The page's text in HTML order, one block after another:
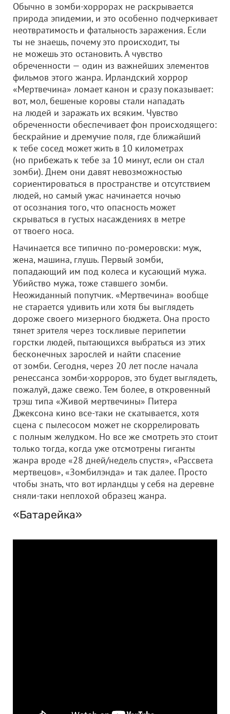
Обычно в зомби-хоррорах не раскрывается
природа эпидемии, и это особенно подчеркивает
неотвратимость и фатальность заражения. Если
ты не знаешь, почему это происходит, ты
не можешь это остановить. А чувство
обреченности — один из важнейших элементов
фильмов этого жанра. Ирландский хоррор
«Мертвечина» ломает канон и сразу показывает:
вот, мол, бешеные коровы стали нападать
на людей и заражать их всяким. Чувство
обреченности обеспечивает фон происходящего:
бескрайние и дремучие поля, где ближайший
к тебе сосед может жить в 10 километрах
(но прибежать к тебе за 10 минут, если он стал
зомби). Днем они давят невозможностью
сориентироваться в пространстве и отсутствием
людей, но самый ужас начинается ночью
от осознания того, что опасность может
скрываться в густых насаждениях в метре
от твоего носа.
Начинается все типично по-ромеровски: муж,
жена, машина, глушь. Первый зомби,
попадающий им под колеса и кусающий мужа.
Убийство мужа, тоже ставшего зомби.
Неожиданный попутчик. «Мертвечина» вообще
не старается удивить или хотя бы выглядеть
дороже своего мизерного бюджета. Она просто
тянет зрителя через тоскливые перипетии
горстки людей, пытающихся выбраться из этих
бесконечных зарослей и найти спасение
от зомби. Сегодня, через 20 лет после начала
ренессанса зомби-хорроров, это будет выглядеть,
пожалуй, даже свежо. Тем более, в откровенный
трэш типа «Живой мертвечины» Питера
Джексона кино все-таки не скатывается, хотя
сцена с пылесосом может не скоррелировать
с полным желудком. Но все же смотреть это стоит
только тогда, когда уже отсмотрены гиганты
жанра вроде «28 дней/недель спустя», «Рассвета
мертвецов», «Зомбилэнда» и так далее. Просто
чтобы знать, что вот ирландцы у себя на деревне
сняли-таки неплохой образец жанра.
«Батарейка»